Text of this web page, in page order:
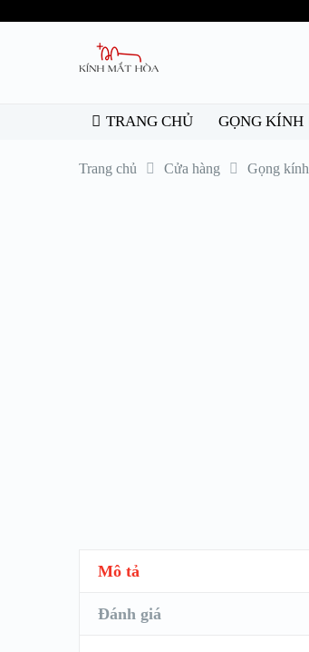
TRANG CHỦ GỌNG KÍNH
Trang chủ Cửa hàng Gọng kính
Mô tả
Đánh giá